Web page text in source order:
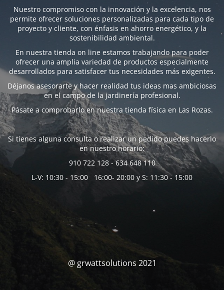
Nuestro compromiso con la innovación y la excelencia, nos
permite ofrecer soluciones personalizadas para cada tipo de
proyecto y cliente, con énfasis en ahorro energético, y la
sostenibilidad ambiental.
En nuestra tienda on line estamos trabajando para poder
ofrecer una amplia variedad de productos especialmente
desarrollados para satisfacer tus necesidades más exigentes.
Déjanos asesorarte y hacer realidad tus ideas mas ambiciosas
en el campo de la jardinería profesional.
Pásate a comprobarlo en nuestra tienda física en Las Rozas.
Si tienes alguna consulta o realizar un pedido puedes hacerlo
en nuestro horario:
910 722 128 - 634 648 110
L-V: 10:30 - 15:00 16:00- 20:00 y S: 11:30 - 15:00
@ grwattsolutions 2021